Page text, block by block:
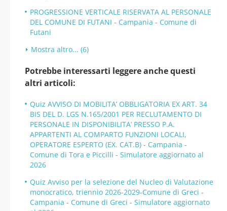
PROGRESSIONE VERTICALE RISERVATA AL PERSONALE
DEL COMUNE DI FUTANI - Campania - Comune di
Futani
Mostra altro... (6)
Potrebbe interessarti leggere anche questi
altri articoli:
Quiz AVVISO DI MOBILITA’ OBBLIGATORIA EX ART. 34
BIS DEL D. LGS N.165/2001 PER RECLUTAMENTO DI
PERSONALE IN DISPONIBILITA’ PRESSO P.A.
APPARTENTI AL COMPARTO FUNZIONI LOCALI,
OPERATORE ESPERTO (EX. CAT.B) - Campania -
Comune di Tora e Piccilli - Simulatore aggiornato al
2026
Quiz Avviso per la selezione del Nucleo di Valutazione
monocratico, triennio 2026-2029-Comune di Greci -
Campania - Comune di Greci - Simulatore aggiornato